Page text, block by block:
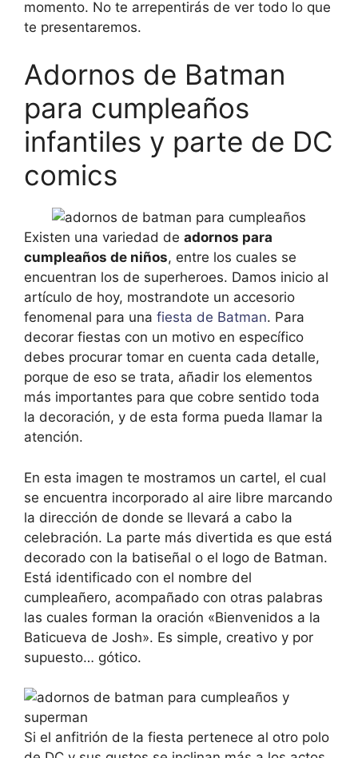
momento. No te arrepentirás de ver todo lo que
te presentaremos.
Adornos de Batman
para cumpleaños
infantiles y parte de DC
comics
Existen una variedad de adornos para
cumpleaños de niños, entre los cuales se
encuentran los de superheroes. Damos inicio al
artículo de hoy, mostrandote un accesorio
fenomenal para una fiesta de Batman. Para
decorar fiestas con un motivo en específico
debes procurar tomar en cuenta cada detalle,
porque de eso se trata, añadir los elementos
más importantes para que cobre sentido toda
la decoración, y de esta forma pueda llamar la
atención.
En esta imagen te mostramos un cartel, el cual
se encuentra incorporado al aire libre marcando
la dirección de donde se llevará a cabo la
celebración. La parte más divertida es que está
decorado con la batiseñal o el logo de Batman.
Está identificado con el nombre del
cumpleañero, acompañado con otras palabras
las cuales forman la oración «Bienvenidos a la
Baticueva de Josh». Es simple, creativo y por
supuesto… gótico.
Si el anfitrión de la fiesta pertenece al otro polo